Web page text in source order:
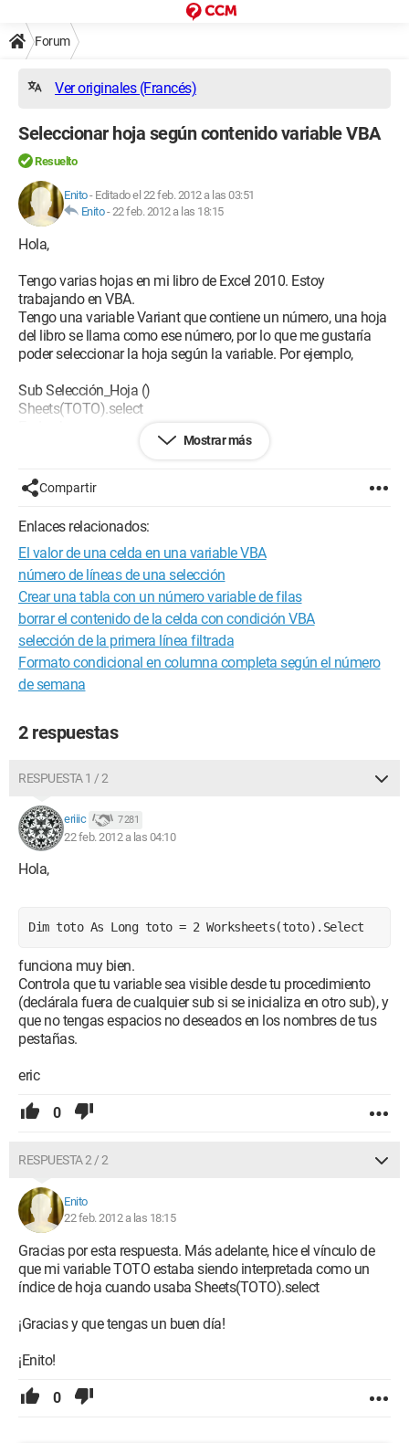
Forum
Ver originales (Francés)
Seleccionar hoja según contenido variable VBA
Resuelto
Enito- Editado el 22 feb. 2012 a las 03:51
Enito-22 feb. 2012 a las 18:15
Hola,
Tengo varias hojas en mi libro de Excel 2010. Estoy
trabajando en VBA.
Tengo una variable Variant que contiene un número, una hoja
del libro se llama como ese número, por lo que me gustaría
poder seleccionar la hoja según la variable. Por ejemplo,
Sub Selección_Hoja ()
Sheets(TOTO).select
mensaje de error, el índice no pertenece a la selección.
¿Puede alguien ayudarme con este punto?
¡Gracias de antemano!
ENITO !
Configuración:Windows Vista / Firefox 10.0.1
Mostrar más
Compartir
Enlaces relacionados:
El valor de una celda en una variable VBA
número de líneas de una selección
Crear una tabla con un número variable de filas
borrar el contenido de la celda con condición VBA
selección de la primera línea filtrada
Formato condicional en columna completa según el número
de semana
2 respuestas
RESPUESTA 1 / 2
eriiic 7 281
22 feb. 2012 a las 04:10
Hola,
Dim toto As Long toto = 2 Worksheets(toto).Select
funciona muy bien.
Controla que tu variable sea visible desde tu procedimiento
(declárala fuera de cualquier sub si se inicializa en otro sub), y
que no tengas espacios no deseados en los nombres de tus
pestañas.
eric
0
RESPUESTA 2 / 2
Enito
22 feb. 2012 a las 18:15
Gracias por esta respuesta. Más adelante, hice el vínculo de
que mi variable TOTO estaba siendo interpretada como un
índice de hoja cuando usaba Sheets(TOTO).select
¡Gracias y que tengas un buen día!
¡Enito!
0